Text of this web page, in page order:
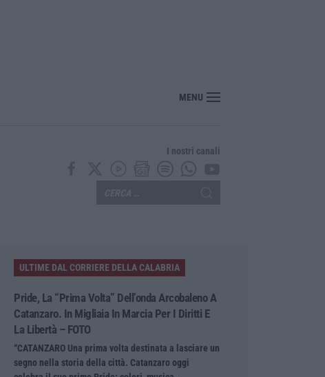
ecco l’ordinanza sul divieto per i 14enni in strada senza accompagnamento
MENU
I nostri canali
ULTIME DAL CORRIERE DELLA CALABRIA
Pride, La “prima Volta” Dell’onda Arcobaleno A
Catanzaro. In Migliaia In Marcia Per I Diritti E
La Libertà – FOTO
“CATANZARO Una prima volta destinata a lasciare un
segno nella storia della città. Catanzaro oggi